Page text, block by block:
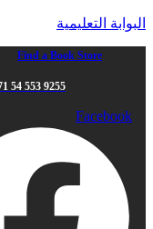
البوابة التعليمية
Find a Book Store
54 553 9255
Facebook